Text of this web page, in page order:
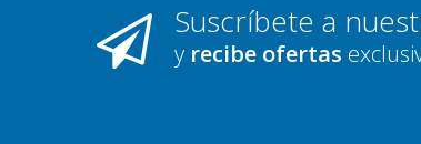
Suscríbete a
y recibe ofertas